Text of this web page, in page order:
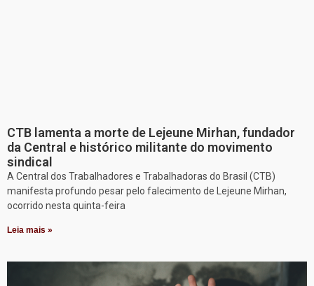
CTB lamenta a morte de Lejeune Mirhan, fundador
da Central e histórico militante do movimento
sindical
A Central dos Trabalhadores e Trabalhadoras do Brasil (CTB)
manifesta profundo pesar pelo falecimento de Lejeune Mirhan,
ocorrido nesta quinta-feira
Leia mais »